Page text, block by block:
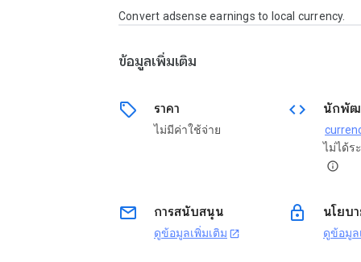
Convert adsense earnings to local currency.
ข้อมูลเพิ่มเติม
sell ราคา
ไม่มีค่าใช้จ่าย
code นักพัฒ
ไม่ได้ร
info
email การสนับสนุน
ดูข้อมูลเพิ่มเติม open_in_new
lock นโยบ
ดูข้อมูล